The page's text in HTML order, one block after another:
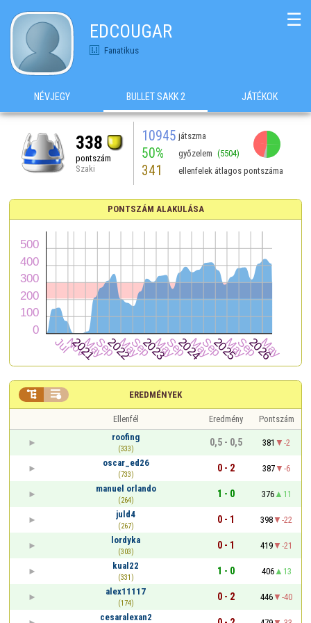
EDCOUGAR
Fanatikus
☰
NÉVJEGY BULLET SAKK 2 JÁTÉKOK
338
pontszám
Szaki
10945 játszma
50% győzelem (5504)
341 ellenfelek átlagos pontszáma
PONTSZÁM ALAKULÁSA
EREDMÉNYEK
 
Ellenfél Eredmény
Pontszám
roofing
(333)
0,5 - 0,5 381
-2
oscar_ed26
(733)
0 - 2 387
-6
manuel orlando
(264)
1 - 0 376
11
juld4
(267)
0 - 1 398
-22
lordyka
(303)
0 - 1 419
-21
kual22
(331)
1 - 0 406
13
alex11117
(174)
0 - 2 446
-40
cesaralexan2